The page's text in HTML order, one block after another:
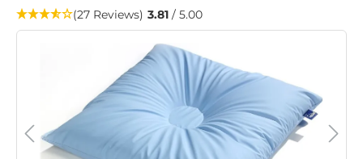
(27 Reviews) 3.81 / 5.00